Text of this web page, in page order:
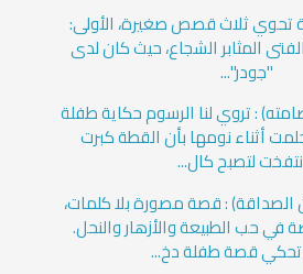
تحوي ثلاث قصص صغيرة، الأولى:
المثابر الشجاع، حيث كان لدى
"جودر"...
: تروي لنا الرسوم حكاية طفلة
أثناء نومها بأن القطة كبرت
لتصبح كال...
الصداقة) : قصة مصورة بلا كلمات،
في حب الطبيعة والأزهار والنحل.
قصة طفلة دخ...